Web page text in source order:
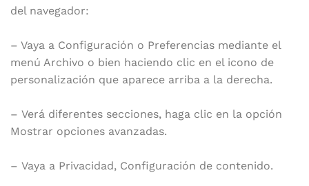
del navegador:
– Vaya a Configuración o Preferencias mediante el
menú Archivo o bien haciendo clic en el icono de
personalización que aparece arriba a la derecha.
– Verá diferentes secciones, haga clic en la opción
Mostrar opciones avanzadas.
– Vaya a Privacidad, Configuración de contenido.